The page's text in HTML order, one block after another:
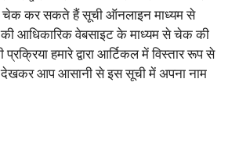
चेक कर सकते हैं सूची ऑनलाइन माध्यम से
की आधिकारिक वेबसाइट के माध्यम से चेक की
हमारे द्वारा आर्टिकल में विस्तार रूप से
देखकर आप आसानी से इस सूची में अपना नाम